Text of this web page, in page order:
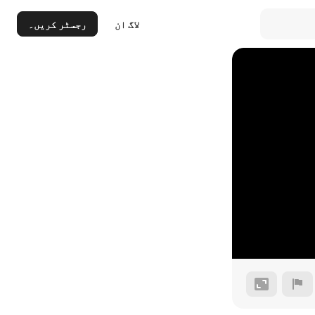
لاگ ان رجسٹر کریں۔